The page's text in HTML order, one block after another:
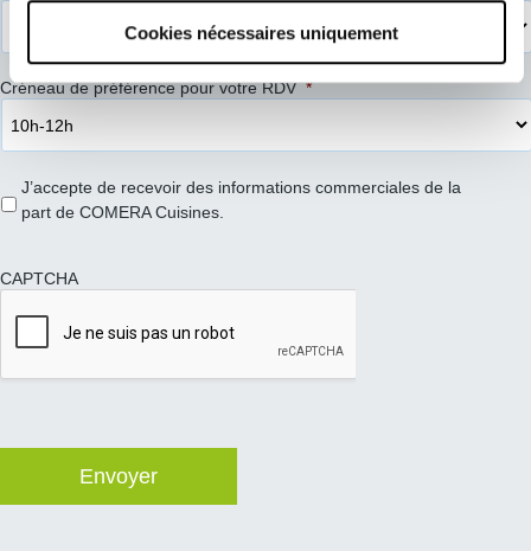
Cookies nécessaires uniquement
Créneau de préférence pour votre RDV *
J’accepte de recevoir des informations commerciales de la
part de COMERA Cuisines.
CAPTCHA